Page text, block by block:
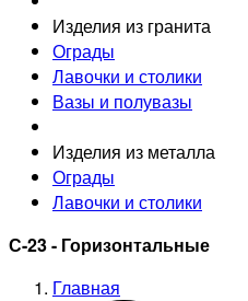
Изделия из гранита
Ограды
Лавочки и столики
Вазы и полувазы
Изделия из металла
Ограды
Лавочки и столики
С-23 - Горизонтальные
Главная